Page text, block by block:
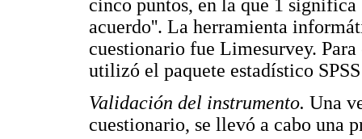
cinco puntos, en la que 1
acuerdo''. La herramienta
cuestionario fue Limesurvey.
utilizó el paquete estadístico
Validación del instrumento. Una
cuestionario, se llevó a cabo una